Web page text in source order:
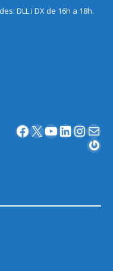
DLL i DX de 16h a 18h.
Facebook X YouTube LinkedIn InstagramCorreu electrònic
Gravatar